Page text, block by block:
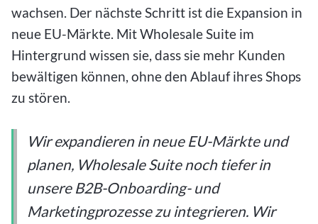
wachsen. Der nächste Schritt ist die Expansion in
neue EU-Märkte. Mit Wholesale Suite im
Hintergrund wissen sie, dass sie mehr Kunden
bewältigen können, ohne den Ablauf ihres Shops
zu stören.
Wir expandieren in neue EU-Märkte und
planen, Wholesale Suite noch tiefer in
unsere B2B-Onboarding- und
Marketingprozesse zu integrieren. Wir